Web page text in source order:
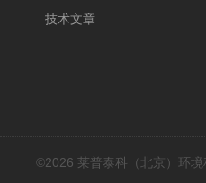
技术文章
©2026 莱普泰科（北京）环